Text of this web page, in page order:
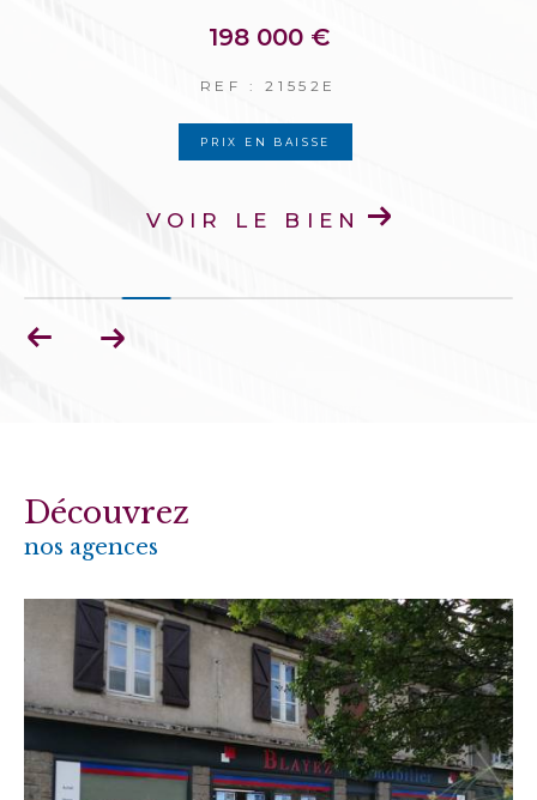
126 000 €
REF : 21395E
PRIX EN BAISSE
VOIR LE BIEN
Découvrez
nos agences